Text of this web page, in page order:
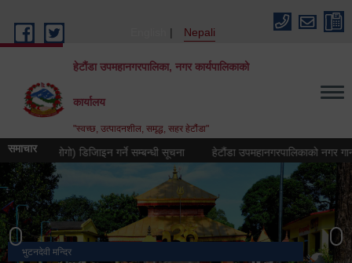
Nepali
हेटौंडा उपमहानगरपालिका, नगर कार्यपालिकाको
कार्यालय
"स्वच्छ, उत्पादनशील, समृद्ध, सहर हेटौंडा"
समाचार
(लोगो) डिजिाइन गर्ने सम्बन्धी सूचना हेटौंडा उपमहानगरपालिकाको नगर गान
भुटनदेवी मन्दिर
स्मारक
हेटौंडा उपमहानगरपालिका नगर कार्यपालिकाको कार्यालय
मनकामना डाँडाबाट देखिएको दृश्य